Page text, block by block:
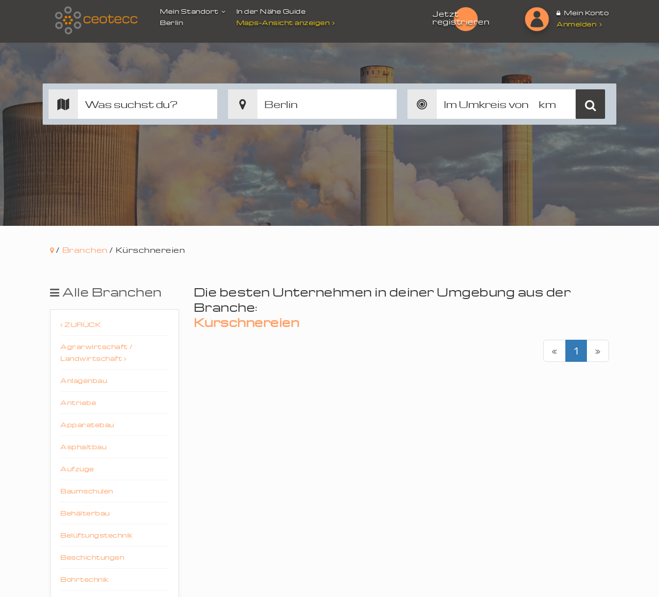
Mein Standort
Berlin
In der Nähe Guide
Maps-Ansicht anzeigen
Jetzt
registrieren
Mein Konto
Anmelden
/ Branchen / Kürschnereien
Alle Branchen
ZURÜCK
Agrarwirtschaft /
Landwirtschaft
Anlagenbau
Antriebe
Apparatebau
Asphaltbau
Aufzüge
Baumschulen
Behälterbau
Belüftungstechnik
Beschichtungen
Bohrtechnik
Die besten Unternehmen in deiner Umgebung aus der
Branche:
Kürschnereien
« 1 »